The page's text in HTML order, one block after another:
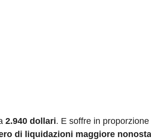
2.940 dollari. E soffre in
di liquidazioni maggiore